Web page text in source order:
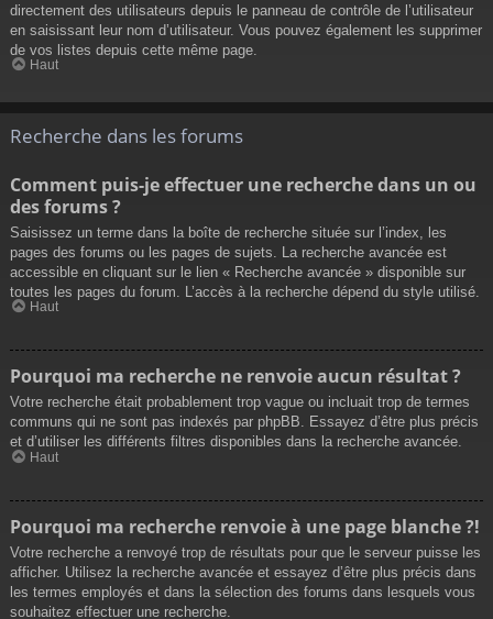
directement des utilisateurs depuis le panneau de contrôle de l’utilisateur
en saisissant leur nom d’utilisateur. Vous pouvez également les supprimer
de vos listes depuis cette même page.
Haut
Recherche dans les forums
Comment puis-je effectuer une recherche dans un ou
des forums ?
Saisissez un terme dans la boîte de recherche située sur l’index, les
pages des forums ou les pages de sujets. La recherche avancée est
accessible en cliquant sur le lien « Recherche avancée » disponible sur
toutes les pages du forum. L’accès à la recherche dépend du style utilisé.
Haut
Pourquoi ma recherche ne renvoie aucun résultat ?
Votre recherche était probablement trop vague ou incluait trop de termes
communs qui ne sont pas indexés par phpBB. Essayez d’être plus précis
et d’utiliser les différents filtres disponibles dans la recherche avancée.
Haut
Pourquoi ma recherche renvoie à une page blanche ?!
Votre recherche a renvoyé trop de résultats pour que le serveur puisse les
afficher. Utilisez la recherche avancée et essayez d’être plus précis dans
les termes employés et dans la sélection des forums dans lesquels vous
souhaitez effectuer une recherche.